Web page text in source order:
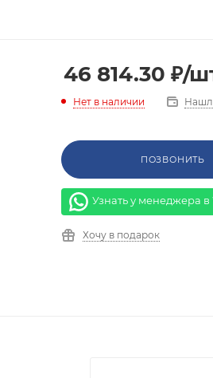
46 814.30 ₽/
Нет в наличии
ПОЗВОНИТЬ
Узнать у менеджера
Хочу в подарок